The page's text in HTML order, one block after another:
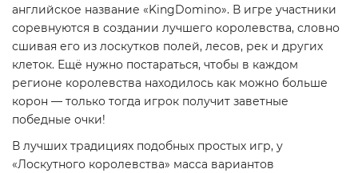
английское название «KingDomino». В игре участники
соревнуются в создании лучшего королевства, словно
сшивая его из лоскутков полей, лесов, рек и других
клеток. Ещё нужно постараться, чтобы в каждом
регионе королевства находилось как можно больше
корон — только тогда игрок получит заветные
победные очки!
В лучших традициях подобных простых игр, у
«Лоскутного королевства» масса вариантов